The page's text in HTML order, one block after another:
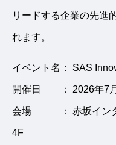
リードする企業の先進
れます。
イベント名： SAS
開催日 ： 2026年7月
会場 ： 赤坂インタ
4F